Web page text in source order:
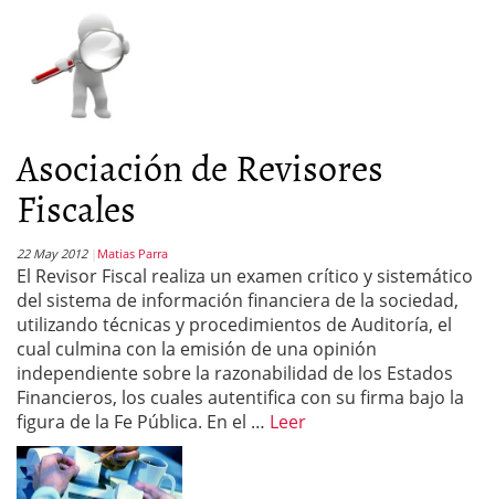
Asociación de Revisores
Fiscales
22 May 2012 Matias Parra
El Revisor Fiscal realiza un examen crítico y sistemático
del sistema de información financiera de la sociedad,
utilizando técnicas y procedimientos de Auditoría, el
cual culmina con la emisión de una opinión
independiente sobre la razonabilidad de los Estados
Financieros, los cuales autentifica con su firma bajo la
figura de la Fe Pública. En el … Leer